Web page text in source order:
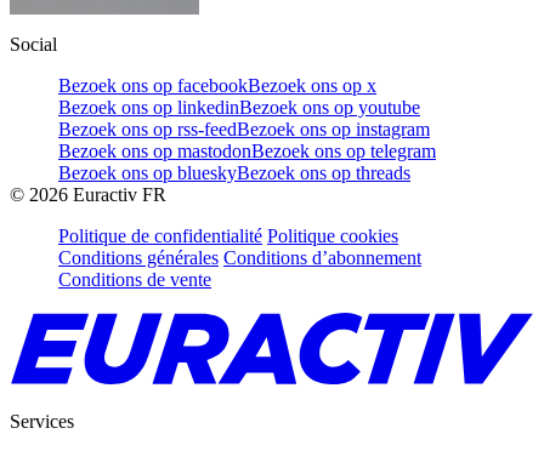
Social
Bezoek ons op facebookBezoek ons op x
Bezoek ons op linkedinBezoek ons op youtube
Bezoek ons op rss-feedBezoek ons op instagram
Bezoek ons op mastodonBezoek ons op telegram
Bezoek ons op blueskyBezoek ons op threads
© 2026 Euractiv FR
Politique de confidentialité Politique cookies
Conditions générales Conditions d’abonnement
Conditions de vente
Services